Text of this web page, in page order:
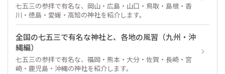
七五三の参拝で有名な、岡山・広島・山口・鳥取・島根・香
川・徳島・愛媛・高知の神社を紹介します。
全国の七五三で有名な神社と、各地の風習（九州・沖
縄編）
七五三の参拝で有名な、福岡・熊本・大分・佐賀・長崎・宮
崎・鹿児島・沖縄の神社を紹介します。